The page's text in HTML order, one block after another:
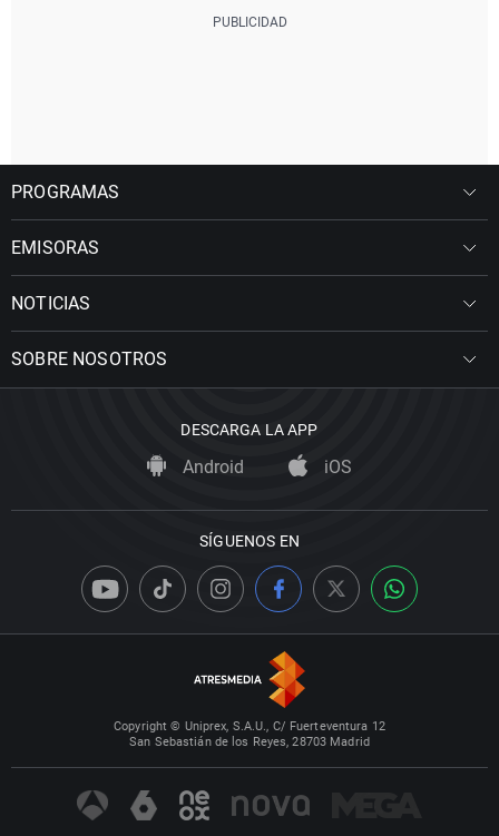
PROGRAMAS
EMISORAS
NOTICIAS
SOBRE NOSOTROS
DESCARGA LA APP
Android iOS
SÍGUENOS EN
Copyright © Uniprex, S.A.U., C/ Fuerteventura 12
San Sebastián de los Reyes, 28703 Madrid